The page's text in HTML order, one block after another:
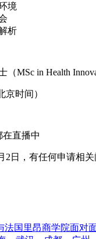
境
析
MSc in Health
京时间）
直播中
日，有任何申请相关
法国里昂商学院面对